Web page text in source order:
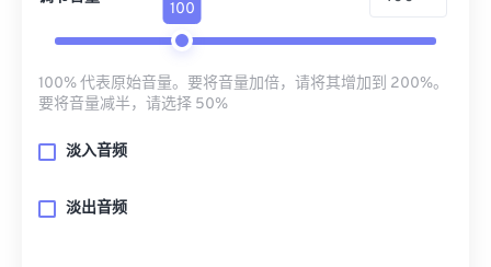
100
100% 代表原始音量。要将音量加倍，请将其增加到 200%。
要将音量减半，请选择 50%
淡入音频
淡出音频